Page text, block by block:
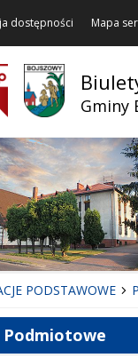
dostępności Mapa
Gminy
PODSTAWOWE
Podmiotowe